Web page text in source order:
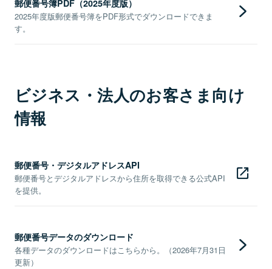
郵便番号簿PDF（2025年度版）
2025年度版郵便番号簿をPDF形式でダウンロードできま
す。
ビジネス・法人のお客さま向け
情報
郵便番号・デジタルアドレスAPI
郵便番号とデジタルアドレスから住所を取得できる公式API
を提供。
郵便番号データのダウンロード
各種データのダウンロードはこちらから。（2026年7月31日
更新）